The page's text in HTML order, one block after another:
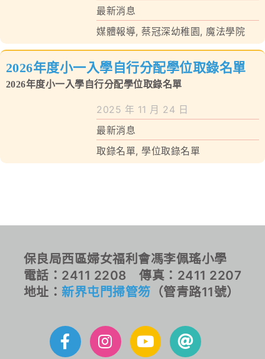
最新消息
媒體報導, 蔡冠深幼稚園, 魔法學院
2026年度小一入學自行分配學位取錄名單
2026年度小一入學自行分配學位取錄名單
2025 年 11 月 24 日
最新消息
取錄名單,學位取錄名單
保良局西區婦女福利會馮李佩瑤小學
電話：2411 2208 傳真：2411 2207
地址： 新界屯門掃管笏 （管青路11號）